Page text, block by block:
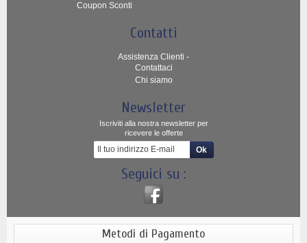
Coupon Sconti
Contatti
Assistenza Clienti -
Contattaci
Chi siamo
Newsletter
Iscriviti alla nostra newsletter per
ricevere le offerte
Seguici su :
Metodi di Pagamento